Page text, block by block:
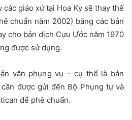
các giáo xứ tại Hoa Kỳ sẽ thay thế
chuẩn năm 2002) bằng các bản
cho bản dịch Cựu Ước năm 1970
được sử dụng.
văn phụng vụ – cụ thể là bản
được gửi đến Bộ Phụng tự và
để phê chuẩn.